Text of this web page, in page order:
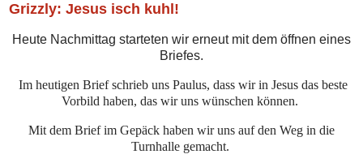
Grizzly: Jesus isch kuhl!
Heute Nachmittag starteten wir erneut mit dem öffnen eines
Briefes.
Im heutigen Brief schrieb uns Paulus, dass wir in Jesus das beste
Vorbild haben, das wir uns wünschen können.
Mit dem Brief im Gepäck haben wir uns auf den Weg in die
Turnhalle gemacht.